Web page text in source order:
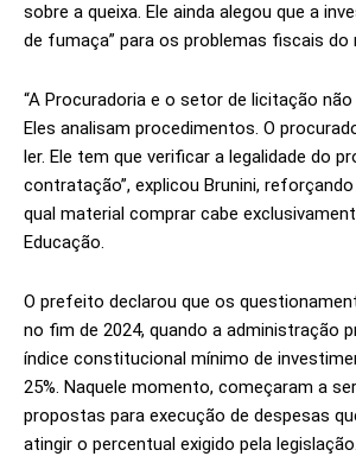
sobre a queixa. Ele ainda alegou que a
de fumaça” para os problemas fiscais do
“A Procuradoria e o setor de licitação
Eles analisam procedimentos. O
ler. Ele tem que verificar a legalidade do
contratação”, explicou Brunini,
qual material comprar cabe
Educação.
O prefeito declarou que os
no fim de 2024, quando a administração
índice constitucional mínimo de
25%. Naquele momento, começaram a
propostas para execução de despesas
atingir o percentual exigido pela legislação.